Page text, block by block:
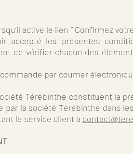
active le lien ” Confirmez
accepté les présentes
de vérifier chacun des
par courrier
Térébinthe constituent la
par la société Térébinthe dans
le service client à